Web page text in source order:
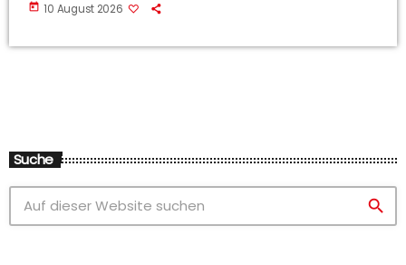
today 10 August 2026
Suche
search